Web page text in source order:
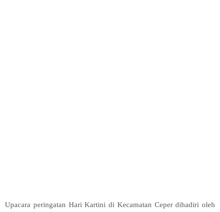
Upacara peringatan Hari Kartini di Kecamatan Ceper dihadiri oleh